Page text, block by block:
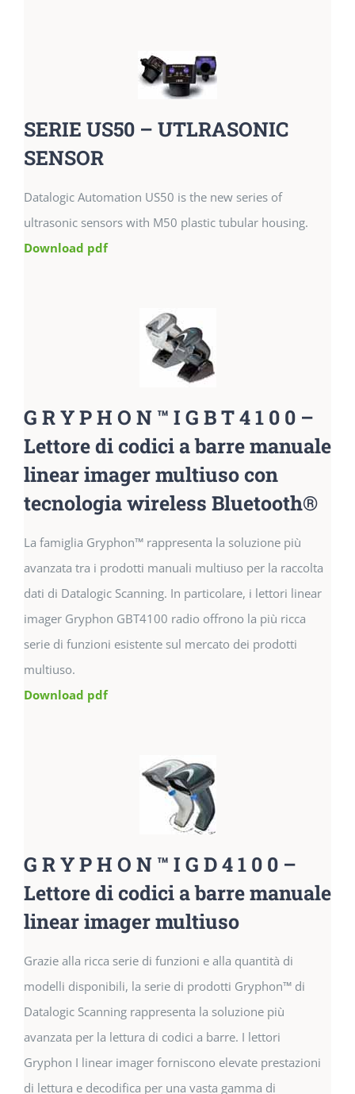
SERIE US50 – UTLRASONIC
SENSOR
Datalogic Automation US50 is the new series of
ultrasonic sensors with M50 plastic tubular housing.
Download pdf
G R Y P H O N ™ I G B T 4 1 0 0 –
Lettore di codici a barre manuale
linear imager multiuso con
tecnologia wireless Bluetooth®
La famiglia Gryphon™ rappresenta la soluzione più
avanzata tra i prodotti manuali multiuso per la raccolta
dati di Datalogic Scanning. In particolare, i lettori linear
imager Gryphon GBT4100 radio offrono la più ricca
serie di funzioni esistente sul mercato dei prodotti
multiuso.
Download pdf
G R Y P H O N ™ I G D 4 1 0 0 –
Lettore di codici a barre manuale
linear imager multiuso
Grazie alla ricca serie di funzioni e alla quantità di
modelli disponibili, la serie di prodotti Gryphon™ di
Datalogic Scanning rappresenta la soluzione più
avanzata per la lettura di codici a barre. I lettori
Gryphon I linear imager forniscono elevate prestazioni
di lettura e decodifica per una vasta gamma di